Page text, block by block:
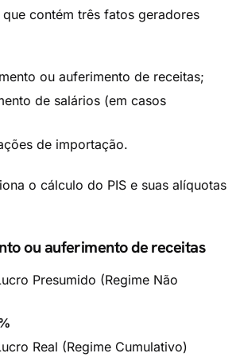
contém três fatos geradores
ou auferimento de receitas;
de salários (em casos
de importação.
o cálculo do PIS e suas alíquotas
ou auferimento de receitas
Presumido (Regime Não
Real (Regime Cumulativo)